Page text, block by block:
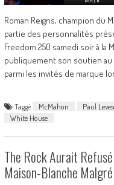
Roman Reigns, champion du
partie des personnalités
Freedom 250 samedi soir à la
publiquement son soutien
parmi les invités de marque
Taggé McMahon Paul
White House
The Rock Aurait Refusé
Maison-Blanche